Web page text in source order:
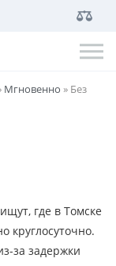
Мгновенно » Без
где в Томске
круглосуточно.
за задержки